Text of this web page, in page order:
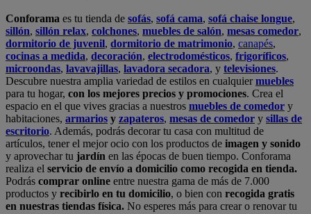
Conforama es tu tienda de sofás, sofá cama, sofá chaise longue,
sillón, sillón relax, colchones, muebles de salón, mesas comedor,
dormitorio de juvenil, dormitorio de matrimonio, canapés,
cocinas a medida, decoración, electrodomésticos, frigoríficos,
microondas, lavavajillas, lavadora secadora, y televisiones.
Descubre nuestra amplia variedad de estilos en cualquiermuebles
para tu hogar, con los mejores precios y promociones. Crea el
espacio en el que vives gracias a nuestros muebles de comedor y
habitaciones, armarios y zapateros, mesas de comedor y sillas de
escritorio. Además, podrás decorar tu casa con multitud de
artículos, tener el mejor ocio con los productos de imagen y sonido
y aprovechar tu jardín en las épocas de buen tiempo. Conforama
realiza el servicio de envío a domicilio como recogida en tienda.
Podrás comprar online entre nuestra gama de más de 7.000
productos y recibirlo en tu domicilio, o bien con recogida gratis
en nuestras tiendas física. No esperes más para crear o renovar tu